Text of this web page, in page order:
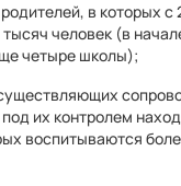
в которых с
человек (в
четыре школы);
их контролем
воспитываются